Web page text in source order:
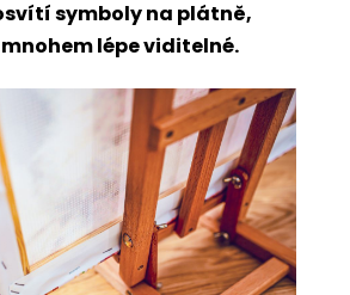
symboly na plátně,
lépe viditelné.